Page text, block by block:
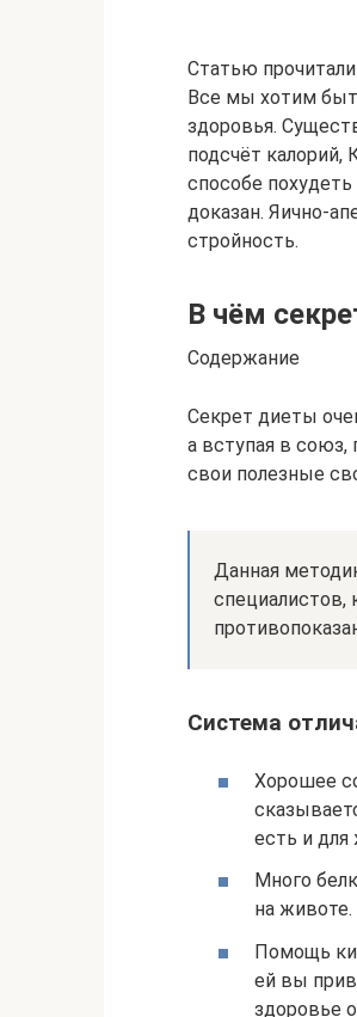
Статью
Все мы хотим
здоровья.
подсчёт
способе похудеть
доказан. Яично-
стройность.
В чём
Содержание
Секрет диеты
а вступая в союз,
свои полезные
Данная
специалистов,
Система
Хорошее
есть и для
Много
на животе.
Помощь
ей вы
здоровье